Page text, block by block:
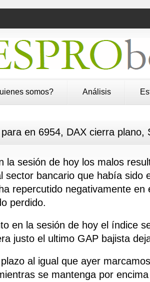
somos? Análisis
en 6954, DAX cierra plano,
la sesión de hoy los malos
sector bancario que había sido
repercutido negativamente
perdido.
en la sesión de hoy el índice
justo el ultimo GAP bajista
al igual que ayer
se mantenga por